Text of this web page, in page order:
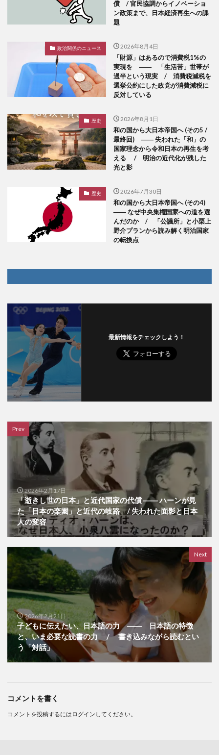
償 / 官民協調からイノベーショ
ン政策まで、日本経済再生への課
題
政治関係のニュース 2026年8月4日
「財源」はあるので消費税1%の
実現を ―― 「生活苦」世帯が
過半という現実 / 消費税減税を
選挙公約にした政党が消費減税に
反対している
歴史 2026年8月1日
和の国から大日本帝国へ (その5 /
最終回) ―― 失われた「和」の
国家理念から令和日本の再生を考
える / 明治の近代化が残した
光と影
歴史 2026年7月30日
和の国から大日本帝国へ (その4)
―― なぜ中央集権国家への道を選
んだのか / 「公議所」と小栗上
野介プランから読み解く明治国家
の転換点
最新情報をチェックしよう！
Prev
2026年2月17日
「逝きし世の日本」と近代国家の代償 ―― ハーンが見
た「日本の楽園」と近代の岐路 / 失われた面影と日本
人の変容
Next
2026年2月21日
子どもに伝えたい、日本語の力 ―― 日本語の特徴
と、いま必要な読書の力 / 書き込みながら読むとい
う「対話」
コメントを書く
コメントを投稿するには ログイン してください。